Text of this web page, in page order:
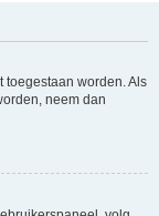
toegestaan worden. Als
neem dan